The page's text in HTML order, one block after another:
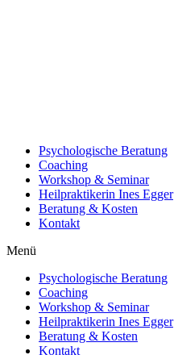
Psychologische Beratung
Coaching
Workshop & Seminar
Heilpraktikerin Ines Egger
Beratung & Kosten
Kontakt
Menü
Psychologische Beratung
Coaching
Workshop & Seminar
Heilpraktikerin Ines Egger
Beratung & Kosten
Kontakt